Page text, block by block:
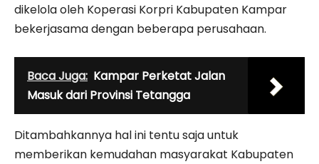
dikelola oleh Koperasi Korpri Kabupaten Kampar
bekerjasama dengan beberapa perusahaan.
Baca Juga: Kampar Perketat Jalan
Masuk dari Provinsi Tetangga
Ditambahkannya hal ini tentu saja untuk
memberikan kemudahan masyarakat Kabupaten